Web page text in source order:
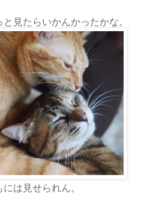
見たらいかんかったかな。
は見せられん。